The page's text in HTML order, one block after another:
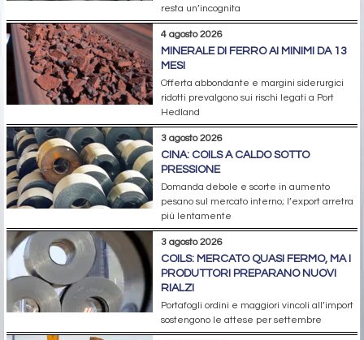
resta un’incognita
4 agosto 2026
MINERALE DI FERRO AI MINIMI DA 13
MESI
Offerta abbondante e margini siderurgici
ridotti prevalgono sui rischi legati a Port
Hedland
3 agosto 2026
CINA: COILS A CALDO SOTTO
PRESSIONE
Domanda debole e scorte in aumento
pesano sul mercato interno; l’export arretra
più lentamente
3 agosto 2026
COILS: MERCATO QUASI FERMO, MA I
PRODUTTORI PREPARANO NUOVI
RIALZI
Portafogli ordini e maggiori vincoli all’import
sostengono le attese per settembre